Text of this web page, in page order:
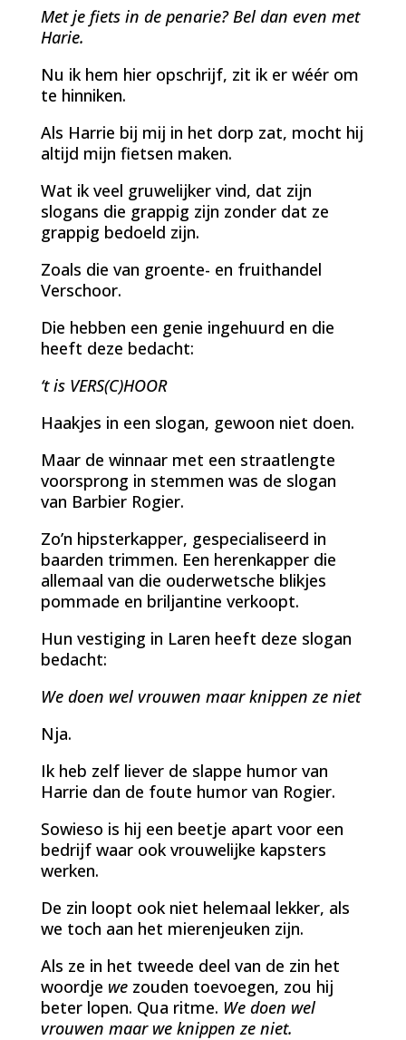
Met je fiets in de penarie? Bel dan even met
Harie.
Nu ik hem hier opschrijf, zit ik er wéér om
te hinniken.
Als Harrie bij mij in het dorp zat, mocht hij
altijd mijn fietsen maken.
Wat ik veel gruwelijker vind, dat zijn
slogans die grappig zijn zonder dat ze
grappig bedoeld zijn.
Zoals die van groente- en fruithandel
Verschoor.
Die hebben een genie ingehuurd en die
heeft deze bedacht:
‘t is VERS(C)HOOR
Haakjes in een slogan, gewoon niet doen.
Maar de winnaar met een straatlengte
voorsprong in stemmen was de slogan
van Barbier Rogier.
Zo’n hipsterkapper, gespecialiseerd in
baarden trimmen. Een herenkapper die
allemaal van die ouderwetsche blikjes
pommade en briljantine verkoopt.
Hun vestiging in Laren heeft deze slogan
bedacht:
We doen wel vrouwen maar knippen ze niet
Nja.
Ik heb zelf liever de slappe humor van
Harrie dan de foute humor van Rogier.
Sowieso is hij een beetje apart voor een
bedrijf waar ook vrouwelijke kapsters
werken.
De zin loopt ook niet helemaal lekker, als
we toch aan het mierenjeuken zijn.
Als ze in het tweede deel van de zin het
woordje wezouden toevoegen, zou hij
beter lopen. Qua ritme. We doen wel
vrouwen maar we knippen ze niet.